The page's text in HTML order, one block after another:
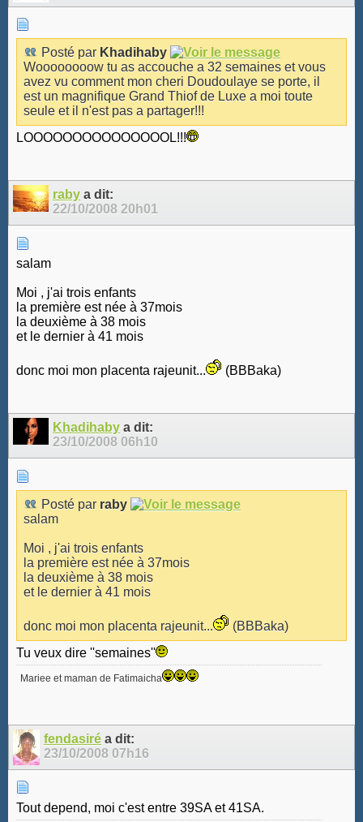
Posté par Khadihaby
Woooooooow tu as accouche a 32 semaines et vous
avez vu comment mon cheri Doudoulaye se porte, il
est un magnifique Grand Thiof de Luxe a moi toute
seule et il n'est pas a partager!!!
LOOOOOOOOOOOOOOOL!!!
raby a dit:
22/10/2008 20h01
salam
Moi , j'ai trois enfants
la première est née à 37mois
la deuxième à 38 mois
et le dernier à 41 mois
donc moi mon placenta rajeunit... (BBBaka)
Khadihaby a dit:
23/10/2008 06h10
Posté par raby
salam
Moi , j'ai trois enfants
la première est née à 37mois
la deuxième à 38 mois
et le dernier à 41 mois
donc moi mon placenta rajeunit...
(BBBaka)
Tu veux dire ''semaines''
Mariee et maman de Fatimaicha
fendasiré a dit:
23/10/2008 07h16
Tout depend, moi c'est entre 39SA et 41SA.